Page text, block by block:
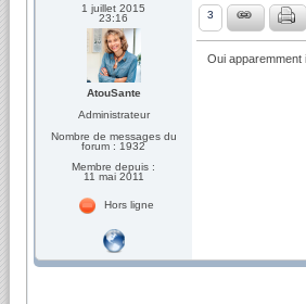
1 juillet 2015
23:16
AtouSante
Administrateur
Nombre de messages du
forum : 1932
Membre depuis :
11 mai 2011
Hors ligne
3
Oui apparemment